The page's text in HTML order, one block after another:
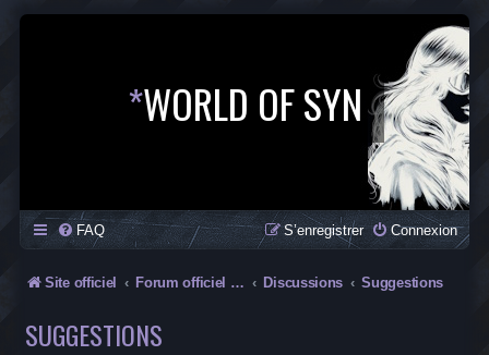
*WORLD OF SYN
FAQ Connexion
S’enregistrer
Site officiel Forum officiel de la Saga SYN Discussions Suggestions
SUGGESTIONS